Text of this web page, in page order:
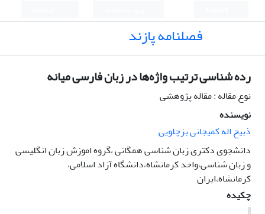
فصلنامه پازند
رده شناسی ترتیب واژه‌ها در زبان فارسی میانه
نوع مقاله : مقاله پژوهشی
نویسنده
ذبیح اله کمیجانی بزچلویی
دانشجوی دکتری زبان شناسی همگانی ،گروه اموزش زبان انگلیسی
و زبان شناسی،واحد کرمانشاه،دانشگاه آزاد اسلامی،
کرمانشاه،ایران
چکیده